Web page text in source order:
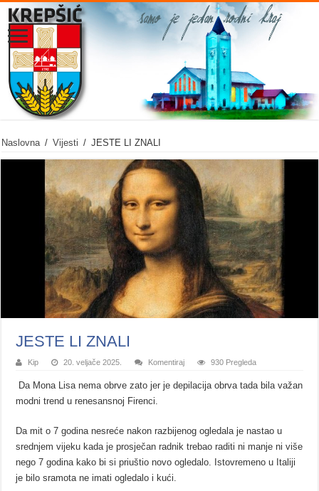
Naslovna / Vijesti / JESTE LI ZNALI
JESTE LI ZNALI
Kip 20. veljače 2025. Komentiraj 930 Pregleda
Da Mona Lisa nema obrve zato jer je depilacija obrva tada bila važan
modni trend u renesansnoj Firenci.
Da mit o 7 godina nesreće nakon razbijenog ogledala je nastao u
srednjem vijeku kada je prosječan radnik trebao raditi ni manje ni više
nego 7 godina kako bi si priuštio novo ogledalo. Istovremeno u Italiji
je bilo sramota ne imati ogledalo i kući.